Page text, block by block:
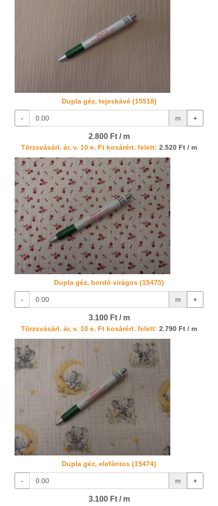
Dupla géz, tejeskávé (15518)
- m +
2.800 Ft / m
Törzsvásárl. ár, v. 10 e. Ft kosárért. felett: 2.520 Ft / m
Dupla géz, bordó virágos (15475)
- m +
3.100 Ft / m
Törzsvásárl. ár, v. 10 e. Ft kosárért. felett: 2.790 Ft / m
Dupla géz, elefántos (15474)
- m +
3.100 Ft / m